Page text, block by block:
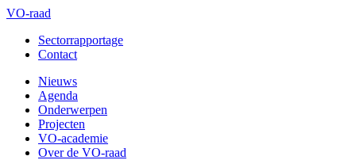
VO-raad
Sectorrapportage
Contact
Nieuws
Agenda
Onderwerpen
Projecten
VO-academie
Over de VO-raad